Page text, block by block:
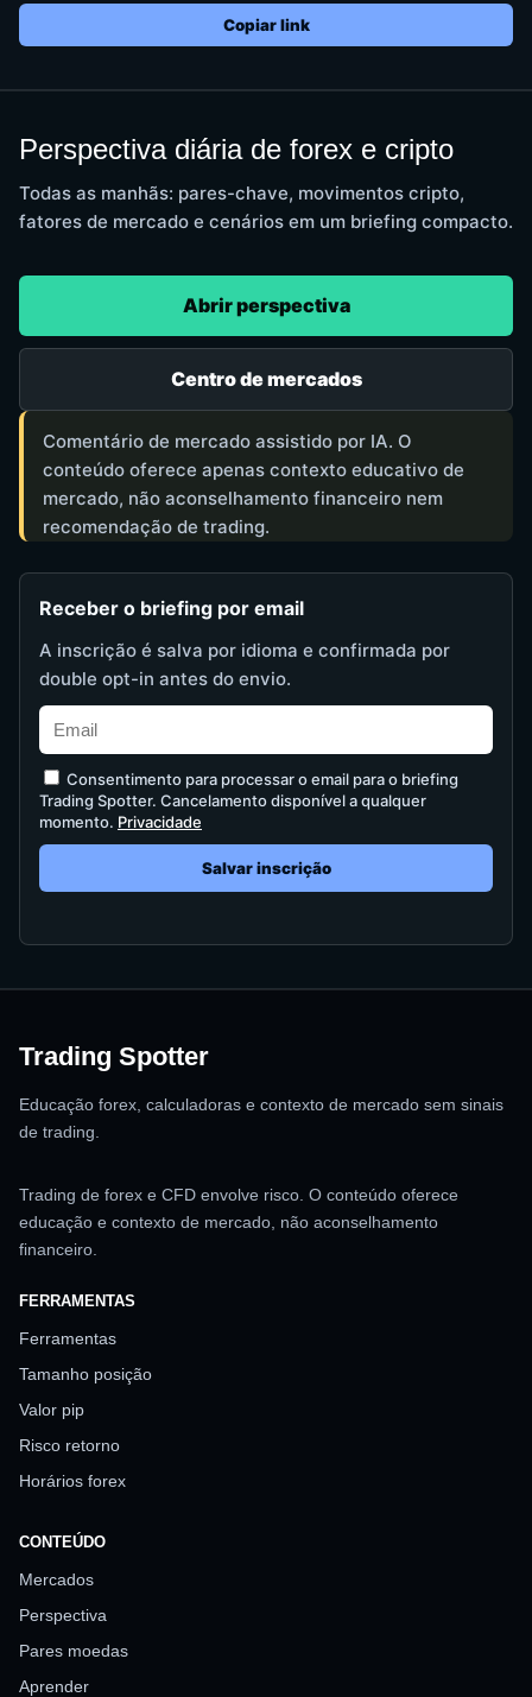
Copiar link
Perspectiva diária de forex e cripto
Todas as manhãs: pares-chave, movimentos cripto,
fatores de mercado e cenários em um briefing compacto.
Abrir perspectiva
Centro de mercados
Comentário de mercado assistido por IA. O
conteúdo oferece apenas contexto educativo de
mercado, não aconselhamento financeiro nem
recomendação de trading.
Receber o briefing por email
A inscrição é salva por idioma e confirmada por
double opt-in antes do envio.
Consentimento para processar o email para o briefing
Trading Spotter. Cancelamento disponível a qualquer
momento. Privacidade
Salvar inscrição
Trading Spotter
Educação forex, calculadoras e contexto de mercado sem sinais
de trading.
Trading de forex e CFD envolve risco. O conteúdo oferece
educação e contexto de mercado, não aconselhamento
financeiro.
FERRAMENTAS
Ferramentas
Tamanho posição
Valor pip
Risco retorno
Horários forex
CONTEÚDO
Mercados
Perspectiva
Pares moedas
Aprender